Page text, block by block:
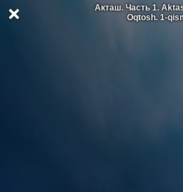
Акташ. Часть 1.
Oqtosh. 1-